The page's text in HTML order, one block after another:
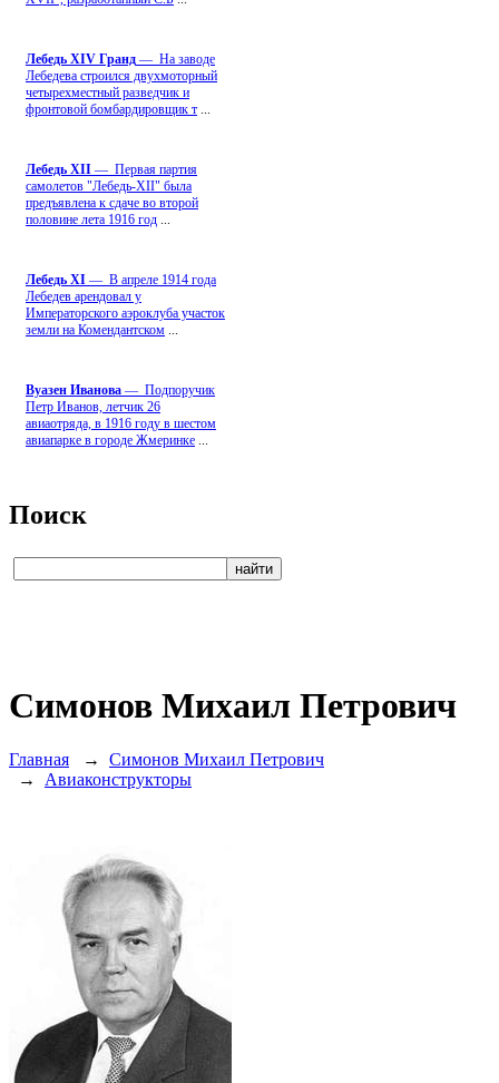
Лебедь ХIV Гранд — На заводе
Лебедева строился двухмоторный
четырехместный разведчик и
фронтовой бомбардировщик т
Лебедь ХII — Первая партия
самолетов "Лебедь-ХII" была
предъявлена к сдаче во второй
половине лета 1916 год
Лебедь ХI — В апреле 1914 года
Лебедев арендовал у
Императорского аэроклуба участок
земли на Комендантском
Вуазен Иванова — Подпоручик
Петр Иванов, летчик 26
авиаотряда, в 1916 году в шестом
авиапарке в городе Жмеринке
Поиск
Симонов Михаил Петрович
Главная → Симонов Михаил Петрович
→ Авиаконструкторы